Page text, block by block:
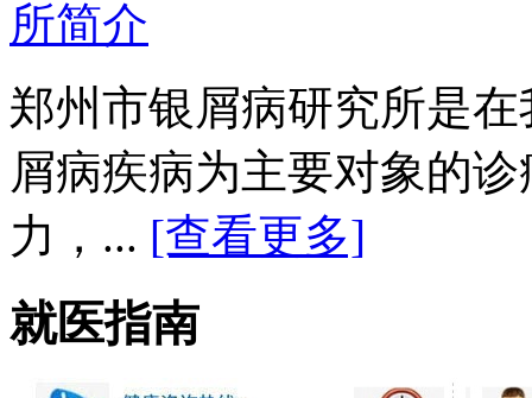
郑州市银屑病研究所是
屑病疾病为主要对象的
力，... [查看更多]
就医指南